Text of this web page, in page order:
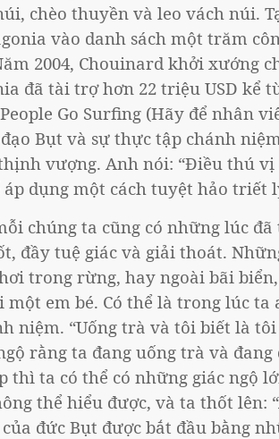
chèo thuyền và leo vách núi.
vào danh sách một trăm
2004, Chouinard khởi xướng
đã tài trợ hơn 22 triệu USD kể
Go Surfing (Hãy để nhân
Bụt và sự thực tập chánh
vượng. Anh nói: “Điều thú
dụng một cách tuyệt hảo triết
chúng ta cũng có những lúc
đầy tuệ giác và giải thoát.
trong rừng, hay ngoài bãi
em bé. Có thể là trong lúc
niệm. “Uống trà và tôi biết là tôi
rằng ta đang uống trà và đang
thì ta có thể có những giác ngộ
thể hiểu được, và ta thốt lên:
đức Bụt được bắt đầu bằng